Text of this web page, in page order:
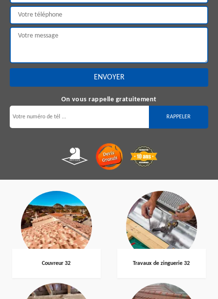
On vous rappelle gratuitement
Couvreur 32 Travaux de zinguerie 32